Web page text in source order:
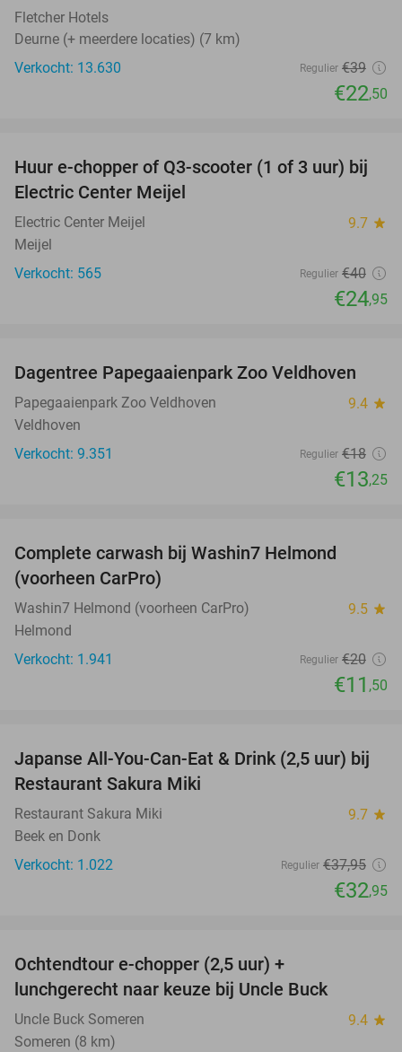
Fletcher Hotels
Deurne (+ meerdere locaties) (7 km)
Verkocht: 13.630
Regulier €39
€22,50
38%
Huur e-chopper of Q3-scooter (1 of 3 uur) bij
Electric Center Meijel
Electric Center Meijel 9.7 star
Meijel
Verkocht: 565
Regulier €40
€24,95
26%
Dagentree Papegaaienpark Zoo Veldhoven
Papegaaienpark Zoo Veldhoven 9.4 star
Veldhoven
Verkocht: 9.351
Regulier €18
€13,25
Complete carwash bij Washin7 Helmond
(voorheen CarPro)
Washin7 Helmond (voorheen CarPro) 9.5 star
Helmond
Verkocht: 1.941
Regulier €20
€11 ,50
13%
Japanse All-You-Can-Eat & Drink (2,5 uur) bij
Restaurant Sakura Miki
Restaurant Sakura Miki 9.7 star
Beek en Donk
Verkocht: 1.022
Regulier €37,95
€32,95
Ochtendtour e-chopper (2,5 uur) +
lunchgerecht naar keuze bij Uncle Buck
Uncle Buck Someren 9.4 star
Someren (8 km)